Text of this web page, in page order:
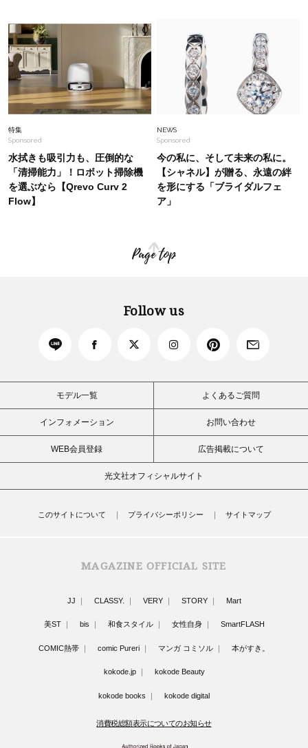
【一粒万倍日に新調すべきはお財布！】40代オ
シャレ読者がリアルに使ってるミニウォレット＜
スナップ8選＞
Lifestyle 2026.6.23
【特別カット集】お肌もお人柄も透明感＆清潔感
満点な、夏帆さんの表情にキュン！
特集
Sponsored
水拭きも吸引力も、圧倒的な
「清掃能力」！ロボット掃除機
を選ぶなら【Qrevo Curv 2
Flow】
NEWS
Sponsored
今の私に、そして未来の私に。
【シャネル】が贈る、永遠の絆
を形にする「ブライダルフェ
ア」
Page top
Follow us
モデル一覧 よくあるご質問
インフォメーション お問い合わせ
WEB会員登録 広告掲載について
光文社オフィシャルサイト
このサイトについて プライバシーポリシー サイトマップ
MAGAZINE OFFICIAL SITE
JJ CLASSY. VERY STORY Mart
美ST bis 和食スタイル 女性自身 SmartFLASH
COMIC熱帯 comic Pureri マンガ コミソル 本がすき。
kokode.jp kokode Beauty
kokode books kokode digital
消費税総額表示についてのお知らせ